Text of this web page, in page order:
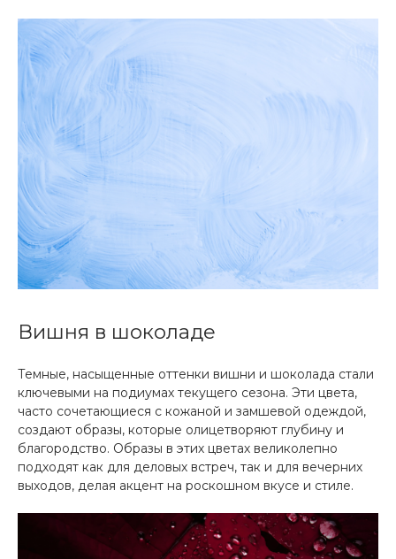
Вишня в шоколаде
Темные, насыщенные оттенки вишни и шоколада стали
ключевыми на подиумах текущего сезона. Эти цвета,
часто сочетающиеся с кожаной и замшевой одеждой,
создают образы, которые олицетворяют глубину и
благородство. Образы в этих цветах великолепно
подходят как для деловых встреч, так и для вечерних
выходов, делая акцент на роскошном вкусе и стиле.